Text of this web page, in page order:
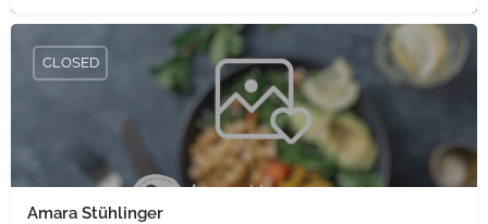
Amara Stühlinger
CLOSED